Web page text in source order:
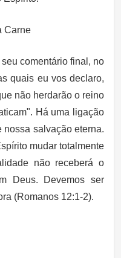
Carne
comentário final, no
quais eu vos declaro,
não herdarão o reino
Há uma ligação
nossa salvação eterna.
mudar totalmente
não receberá o
Deus. Devemos ser
(Romanos 12:1-2).